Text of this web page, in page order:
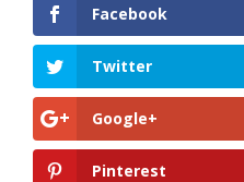
Facebook
Twitter
Google+
Pinterest